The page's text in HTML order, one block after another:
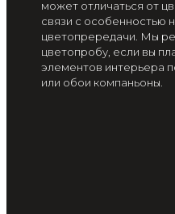
может отличаться от
связи с особенностью
цветопрередачи. Мы
цветопробу, если вы
элементов интерьера
или обои компаньоны.